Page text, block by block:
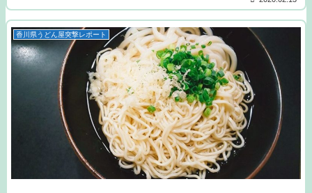
香川県うどん屋突撃レポート